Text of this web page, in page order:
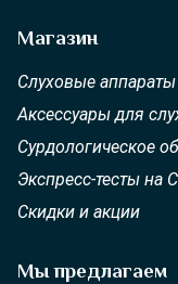
Магазин
Слуховые аппараты
Аксессуары для
Сурдологическое
Экспресс-тесты на
Скидки и акции
Мы предлагаем